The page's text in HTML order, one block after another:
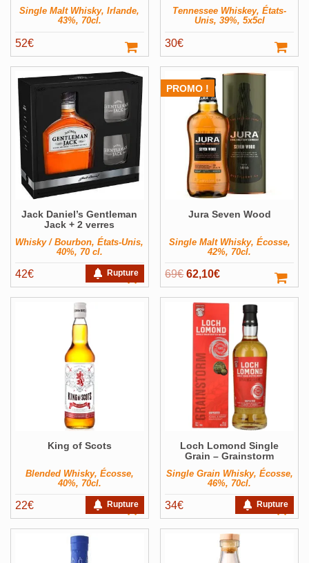
Single Malt Whisky, Irlande,
43%, 70cl.
52€
Tennessee Whiskey, États-
Unis, 39%, 5x5cl
30€
Rupture
Jack Daniel’s Gentleman
Jack + 2 verres
Whisky / Bourbon, États-Unis,
40%, 70 cl.
42€
PROMO !
Jura Seven Wood
Single Malt Whisky, Écosse,
42%, 70cl.
69€ Le
prix
initial
était :
62,10€Le
prix
actuel
est :
62,10€.
Rupture
King of Scots
Blended Whisky, Écosse,
40%, 70cl.
22€ Rupture
Loch Lomond Single
Grain – Grainstorm
Single Grain Whisky, Écosse,
46%, 70cl.
34€